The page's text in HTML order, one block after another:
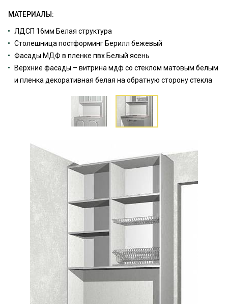
МАТЕРИАЛЫ:
ЛДСП 16мм Белая структура
Столешница постформинг Берилл бежевый
Фасады МДФ в пленке пвх Белый ясень
Верхние фасады – витрина мдф со стеклом матовым белым
и пленка декоративная белая на обратную сторону стекла